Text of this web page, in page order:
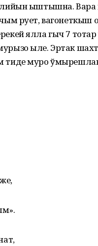
ыштышна.
рует, вагонеткыш
ялла гыч 7
ыле. Эртак
муро